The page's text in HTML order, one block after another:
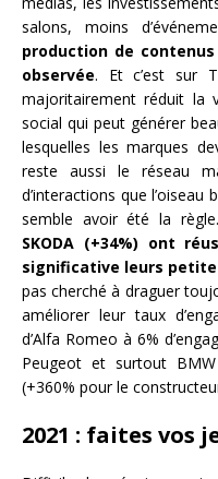
salons, moins
production de
observée. Et c’est sur
majoritairement réduit la
social qui peut générer
lesquelles les marques
reste aussi le réseau
d’interactions que l’oiseau
semble avoir été la
SKODA (+34%) ont
significative leurs
pas cherché à draguer
améliorer leur taux
d’Alfa Romeo à 6%
Peugeot et surtout
(+360% pour le
2021 : faites vos